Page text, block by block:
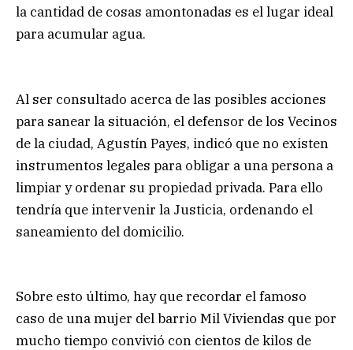
la cantidad de cosas amontonadas es el lugar ideal
para acumular agua.
Al ser consultado acerca de las posibles acciones
para sanear la situación, el defensor de los Vecinos
de la ciudad, Agustín Payes, indicó que no existen
instrumentos legales para obligar a una persona a
limpiar y ordenar su propiedad privada. Para ello
tendría que intervenir la Justicia, ordenando el
saneamiento del domicilio.
Sobre esto último, hay que recordar el famoso
caso de una mujer del barrio Mil Viviendas que por
mucho tiempo convivió con cientos de kilos de